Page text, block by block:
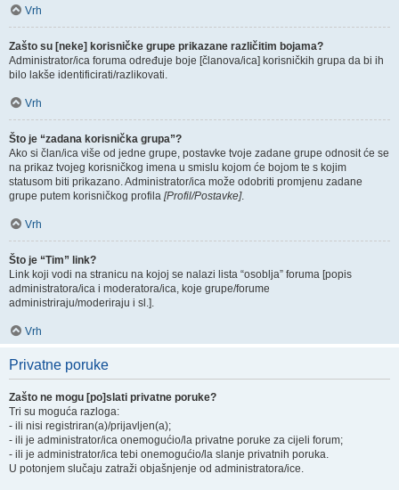
Vrh
Zašto su [neke] korisničke grupe prikazane različitim bojama?
Administrator/ica foruma određuje boje [članova/ica] korisničkih grupa da bi ih
bilo lakše identificirati/razlikovati.
Vrh
Što je “zadana korisnička grupa”?
Ako si član/ica više od jedne grupe, postavke tvoje zadane grupe odnosit će se
na prikaz tvojeg korisničkog imena u smislu kojom će bojom te s kojim
statusom biti prikazano. Administrator/ica može odobriti promjenu zadane
grupe putem korisničkog profila [Profil/Postavke].
Vrh
Što je “Tim” link?
Link koji vodi na stranicu na kojoj se nalazi lista “osoblja” foruma [popis
administratora/ica i moderatora/ica, koje grupe/forume
administriraju/moderiraju i sl.].
Vrh
Privatne poruke
Zašto ne mogu [po]slati privatne poruke?
Tri su moguća razloga:
- ili nisi registriran(a)/prijavljen(a);
- ili je administrator/ica onemogućio/la privatne poruke za cijeli forum;
- ili je administrator/ica tebi onemogućio/la slanje privatnih poruka.
U potonjem slučaju zatraži objašnjenje od administratora/ice.